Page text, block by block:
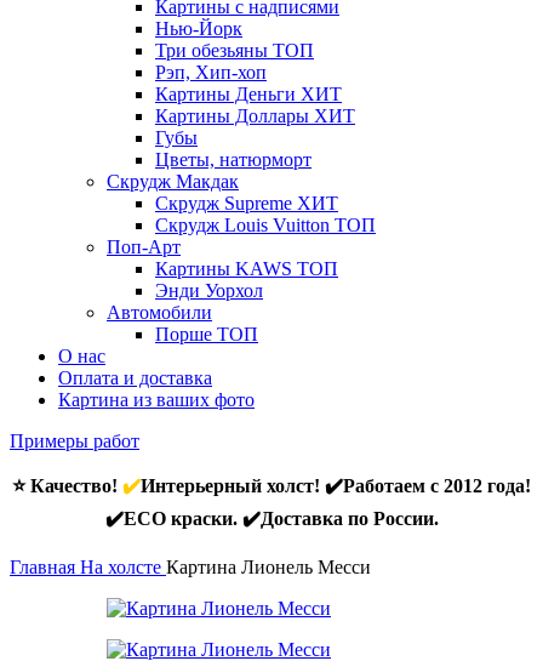
Картины с надписями
Нью-Йорк
Три обезьяны ТОП
Рэп, Хип-хоп
Картины Деньги ХИТ
Картины Доллары ХИТ
Губы
Цветы, натюрморт
Скрудж Макдак
Скрудж Supreme ХИТ
Скрудж Louis Vuitton ТОП
Поп-Арт
Картины KAWS ТОП
Энди Уорхол
Автомобили
Порше ТОП
О нас
Оплата и доставка
Картина из ваших фото
Примеры работ
⭐ Качество! ✔️Интерьерный холст! ✔️Работаем с 2012 года!
✔️ECO краски. ✔️Доставка по России.
Главная На холсте Картина Лионель Месси